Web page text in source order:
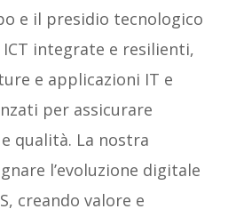
e il presidio tecnologico
integrate e resilienti,
e applicazioni IT e
per assicurare
qualità. La nostra
l’evoluzione digitale
creando valore e